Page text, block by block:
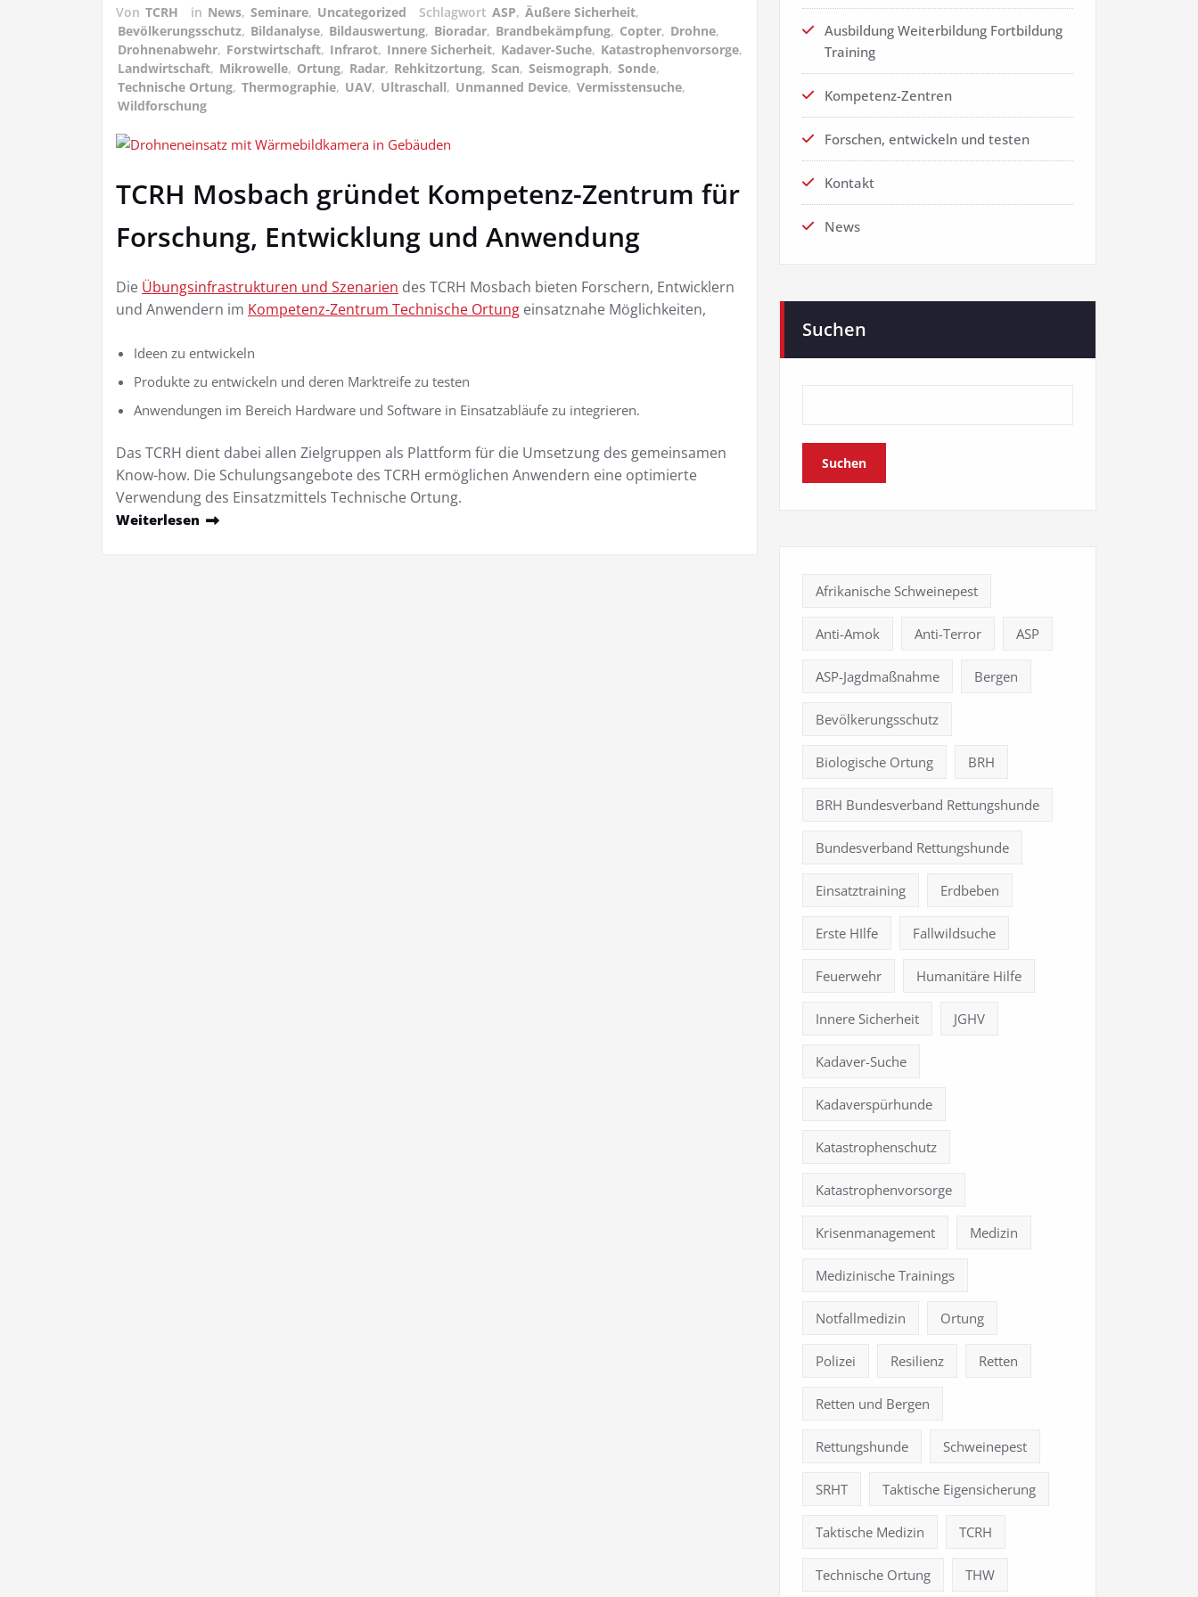
Von TCRH in News, Seminare, Uncategorized Schlagwort ASP, Äußere Sicherheit,
Bevölkerungsschutz, Bildanalyse, Bildauswertung, Bioradar, Brandbekämpfung, Copter, Drohne,
Drohnenabwehr, Forstwirtschaft, Infrarot, Innere Sicherheit, Kadaver-Suche, Katastrophenvorsorge,
Landwirtschaft, Mikrowelle, Ortung, Radar, Rehkitzortung, Scan, Seismograph, Sonde,
Technische Ortung, Thermographie, UAV, Ultraschall, Unmanned Device, Vermisstensuche,
Wildforschung
TCRH Mosbach gründet Kompetenz-Zentrum für
Forschung, Entwicklung und Anwendung
Die Übungsinfrastrukturen und Szenarien des TCRH Mosbach bieten Forschern, Entwicklern
und Anwendern im Kompetenz-Zentrum Technische Ortung einsatznahe Möglichkeiten,
Ideen zu entwickeln
Produkte zu entwickeln und deren Marktreife zu testen
Anwendungen im Bereich Hardware und Software in Einsatzabläufe zu integrieren.
Das TCRH dient dabei allen Zielgruppen als Plattform für die Umsetzung des gemeinsamen
Know-how. Die Schulungsangebote des TCRH ermöglichen Anwendern eine optimierte
Verwendung des Einsatzmittels Technische Ortung.
Weiterlesen
Ausbildung Weiterbildung Fortbildung
Training
Kompetenz-Zentren
Forschen, entwickeln und testen
Kontakt
News
Suchen
Suchen
Afrikanische Schweinepest
Anti-Amok Anti-Terror ASP
ASP-Jagdmaßnahme Bergen
Bevölkerungsschutz
Biologische Ortung BRH
BRH Bundesverband Rettungshunde
Bundesverband Rettungshunde
Einsatztraining Erdbeben
Erste HIlfe Fallwildsuche
Feuerwehr Humanitäre Hilfe
Innere Sicherheit JGHV
Kadaver-Suche
Kadaverspürhunde
Katastrophenschutz
Katastrophenvorsorge
Krisenmanagement Medizin
Medizinische Trainings
Notfallmedizin Ortung
Polizei Resilienz Retten
Retten und Bergen
Rettungshunde Schweinepest
SRHT Taktische Eigensicherung
Taktische Medizin TCRH
Technische Ortung THW